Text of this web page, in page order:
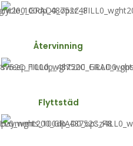
Återvinning
Flyttstäd